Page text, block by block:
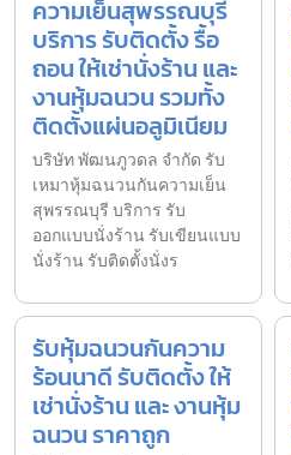
ความเย็นสุพรรณบุรี
บริการ รับติดตั้ง รื้อ
ถอน ให้เช่านั่งร้าน และ
งานหุ้มฉนวน รวมทั้ง
ติดตั้งแผ่นอลูมิเนียม
บริษัท พัฒนภูวดล จำกัด รับ
เหมาหุ้มฉนวนกันความเย็น
สุพรรณบุรี บริการ รับ
ออกแบบนั่งร้าน รับเขียนแบบ
นั่งร้าน รับติดตั้งนั่งร
รับหุ้มฉนวนกันความ
ร้อนนาดี รับติดตั้ง ให้
เช่านั่งร้าน และ งานหุ้ม
ฉนวน ราคาถูก